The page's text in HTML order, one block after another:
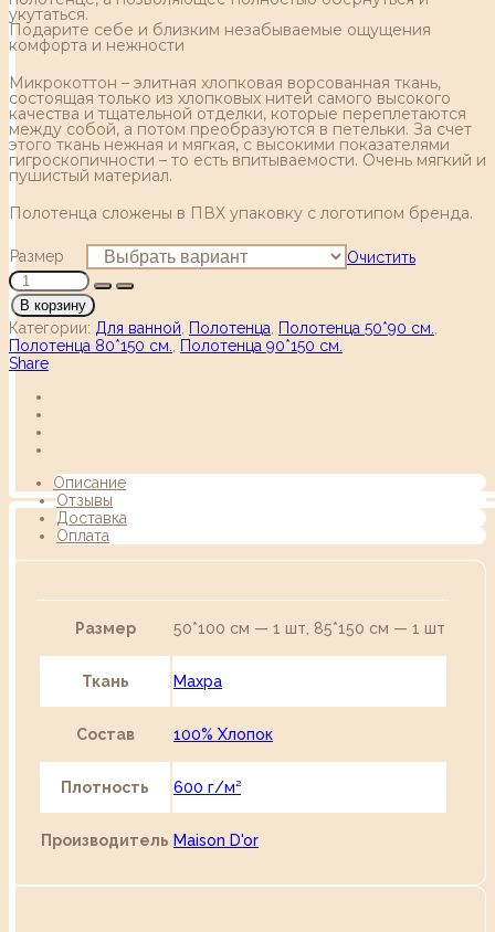
укутаться.
Подарите себе и близким незабываемые ощущения
комфорта и нежности
Микрокоттон – элитная хлопковая ворсованная ткань,
состоящая только из хлопковых нитей самого высокого
качества и тщательной отделки, которые переплетаются
между собой, а потом преобразуются в петельки. За счет
этого ткань нежная и мягкая, с высокими показателями
гигроскопичности – то есть впитываемости. Очень мягкий и
пушистый материал.
Полотенца сложены в ПВХ упаковку с логотипом бренда.
Размер Очистить
В корзину
Категории: Для ванной Полотенца Полотенца 50*90 см.
Полотенца 80*150 см.
Полотенца 90*150 см.
Share
Описание
Отзывы
Доставка
Оплата
Размер 50*100 см — 1 шт, 85*150 см — 1 шт
Ткань Махра
Состав 100% Хлопок
Плотность 600 г/м²
Производитель Maison D'or